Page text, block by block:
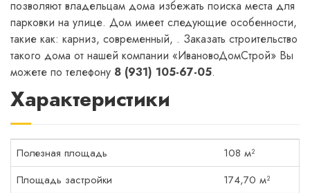
позволяют владельцам дома избежать поиска места для
парковки на улице. Дом имеет следующие особенности,
такие как: карниз, современный, . Заказать строительство
такого дома от нашей компании «ИвановоДомСтрой» Вы
можете по телефону 8 (931) 105-67-05.
Характеристики
Полезная площадь
108 м²
Площадь застройки
174,70 м²